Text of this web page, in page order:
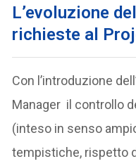
L’evoluzione
richieste al
Con l’introduzione
Manager il controllo
(inteso in senso
tempistiche, rispetto